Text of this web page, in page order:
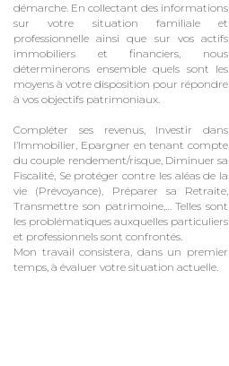
démarche. En collectant des informations
sur votre situation familiale et
professionnelle ainsi que sur vos actifs
immobiliers et financiers, nous
déterminerons ensemble quels sont les
moyens à votre disposition pour répondre
à vos objectifs patrimoniaux.
Compléter ses revenus, Investir dans
l’Immobilier, Epargner en tenant compte
du couple rendement/risque, Diminuer sa
Fiscalité, Se protéger contre les aléas de la
vie (Prévoyance), Préparer sa Retraite,
Transmettre son patrimoine,… Telles sont
les problématiques auxquelles particuliers
et professionnels sont confrontés.
Mon travail consistera, dans un premier
temps, à évaluer votre situation actuelle.